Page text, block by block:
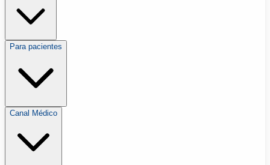
Para pacientes
Canal Médico